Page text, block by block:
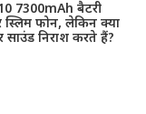
7300mAh बैटरी
स्लिम फोन, लेकिन क्या
निराश करते हैं?